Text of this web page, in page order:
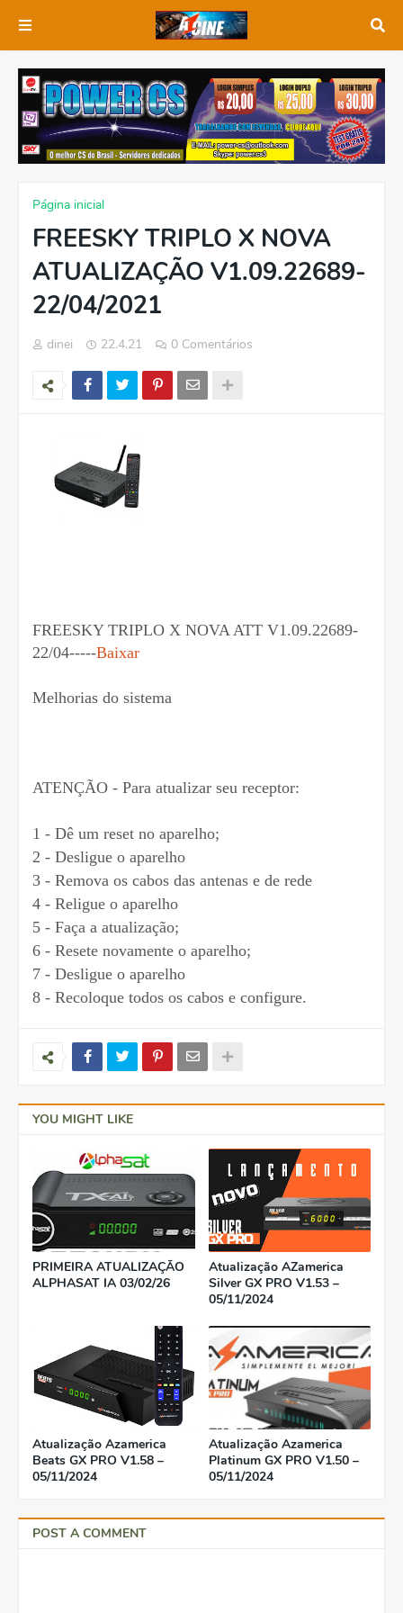
Página inicial
FREESKY TRIPLO X NOVA
ATUALIZAÇÃO V1.09.22689-
22/04/2021
dinei 22.4.21 0 Comentários
FREESKY TRIPLO X NOVA ATT V1.09.22689-
22/04-----Baixar
Melhorias do sistema
ATENÇÃO - Para atualizar seu receptor:
1 - Dê um reset no aparelho;
2 - Desligue o aparelho
3 - Remova os cabos das antenas e de rede
4 - Religue o aparelho
5 - Faça a atualização;
6 - Resete novamente o aparelho;
7 - Desligue o aparelho
8 - Recoloque todos os cabos e configure.
YOU MIGHT LIKE
PRIMEIRA ATUALIZAÇÃO
ALPHASAT IA 03/02/26
Atualização AZamerica
Silver GX PRO V1.53 –
05/11/2024
Atualização Azamerica
Beats GX PRO V1.58 –
05/11/2024
Atualização Azamerica
Platinum GX PRO V1.50 –
05/11/2024
POST A COMMENT